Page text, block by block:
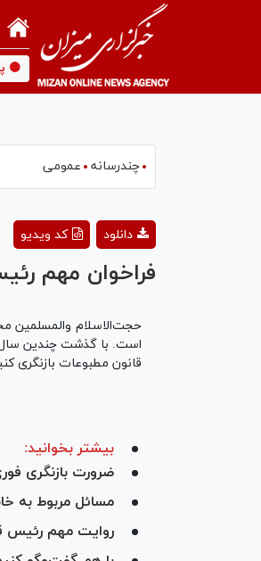
🟡
چندرسانه عمومی
کد ویدیو دانلود
فراخوان مهم
است. با گذشت چندین سال
قانون مطبوعات بازنگری
بیشتر بخوانید:
ضرورت بازنگری
مسائل مربوط به
روایت مهم رئیس